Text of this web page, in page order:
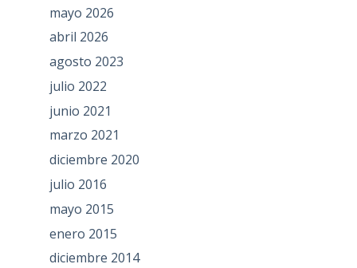
mayo 2026
abril 2026
agosto 2023
julio 2022
junio 2021
marzo 2021
diciembre 2020
julio 2016
mayo 2015
enero 2015
diciembre 2014